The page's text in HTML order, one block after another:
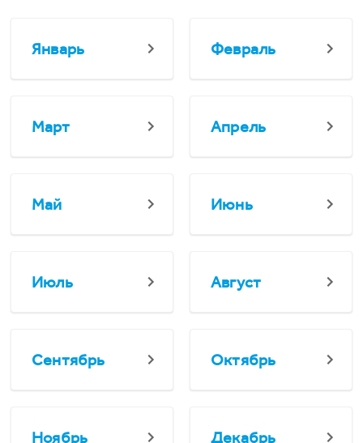
Январь Февраль
Март Апрель
Май Июнь
Июль Август
Сентябрь Октябрь
Ноябрь Декабрь